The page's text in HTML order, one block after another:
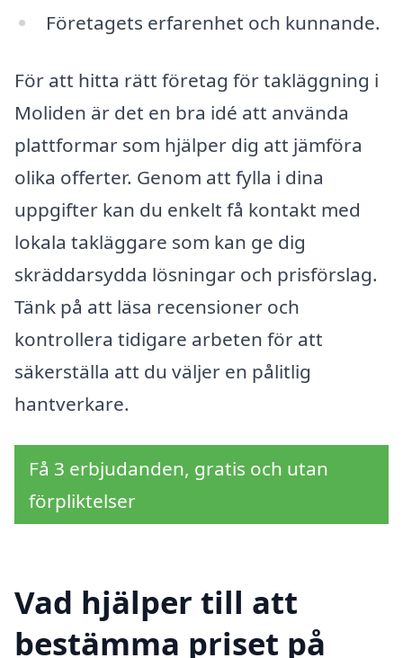
Företagets erfarenhet och kunnande.
För att hitta rätt företag för takläggning i
Moliden är det en bra idé att använda
plattformar som hjälper dig att jämföra
olika offerter. Genom att fylla i dina
uppgifter kan du enkelt få kontakt med
lokala takläggare som kan ge dig
skräddarsydda lösningar och prisförslag.
Tänk på att läsa recensioner och
kontrollera tidigare arbeten för att
säkerställa att du väljer en pålitlig
hantverkare.
Få 3 erbjudanden, gratis och utan
förpliktelser
Vad hjälper till att
bestämma priset på